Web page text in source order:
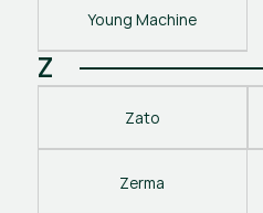
Young Machine
Z
Zato
Zerma